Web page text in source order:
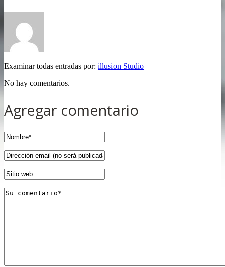
Examinar todas entradas por: illusion Studio
No hay comentarios.
Agregar comentario